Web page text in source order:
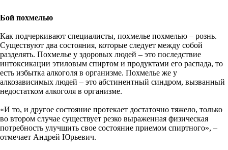
Бой похмелью
Как подчеркивают специалисты, похмелье похмелью – рознь.
Существуют два состояния, которые следует между собой
разделять. Похмелье у здоровых людей – это последствие
интоксикации этиловым спиртом и продуктами его распада, то
есть избытка алкоголя в организме. Похмелье же у
алкозависимых людей – это абстинентный синдром, вызванный
недостатком алкоголя в организме.
«И то, и другое состояние протекает достаточно тяжело, только
во втором случае существует резко выраженная физическая
потребность улучшить свое состояние приемом спиртного», –
отмечает Андрей Юрьевич.